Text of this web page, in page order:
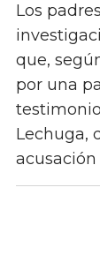
Los
que,
por una
Lechuga,